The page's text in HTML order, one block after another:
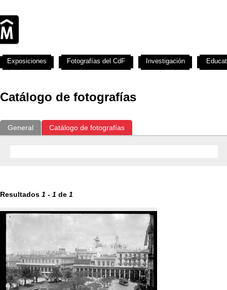
Catálogo de fotografías
General Catálogo de fotografías
Resultados 1 - 1 de 1
Exposiciones Fotografías del CdF Investigación